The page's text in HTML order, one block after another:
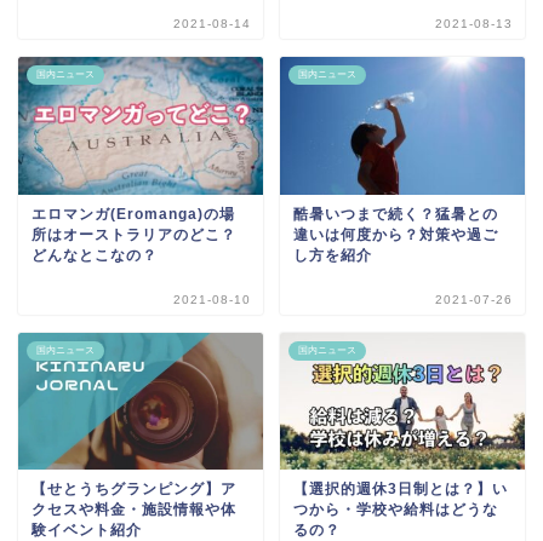
2021-08-14 2021-08-13
国内ニュース
エロマンガ(Eromanga)の場
所はオーストラリアのどこ？
どんなとこなの？
2021-08-10
国内ニュース
酷暑いつまで続く？猛暑との
違いは何度から？対策や過ご
し方を紹介
2021-07-26
国内ニュース
【せとうちグランピング】ア
クセスや料金・施設情報や体
験イベント紹介
国内ニュース
【選択的週休3日制とは？】い
つから・学校や給料はどうな
るの？